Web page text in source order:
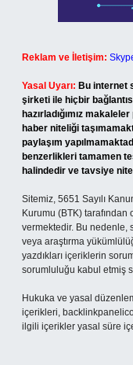
Reklam ve İletişim:
Yasal Uyarı: Bu internet
şirketi ile hiçbir
hazırladığımız
haber niteliği
paylaşım
benzerlikleri tamamen
halindedir ve tavsiye
Sitemiz, 5651 Sayılı
Kurumu (BTK) tarafından
vermektedir. Bu nedenle,
veya araştırma
yazdıkları içeriklerin
sorumluluğu kabul etmiş
Hukuka ve yasal
içerikleri,
ilgili içerikler yasal süre